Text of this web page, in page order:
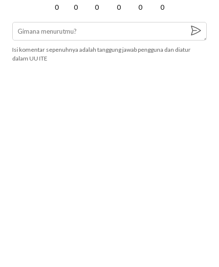
0 0 0 0 0 0
Isi komentar sepenuhnya adalah tanggung jawab pengguna dan diatur
dalam UU ITE